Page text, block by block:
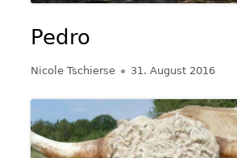
Pedro
Autor
Nicole Tschierse
Veröffentlicht
31. August 2016